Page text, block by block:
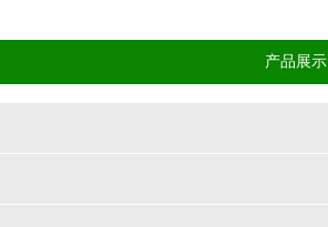
产品展示